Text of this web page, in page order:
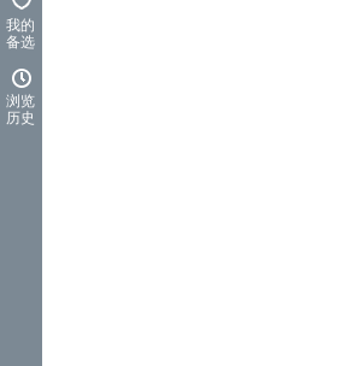
我的
备选
浏览
历史